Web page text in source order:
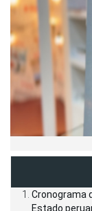
Cronograma
Estado